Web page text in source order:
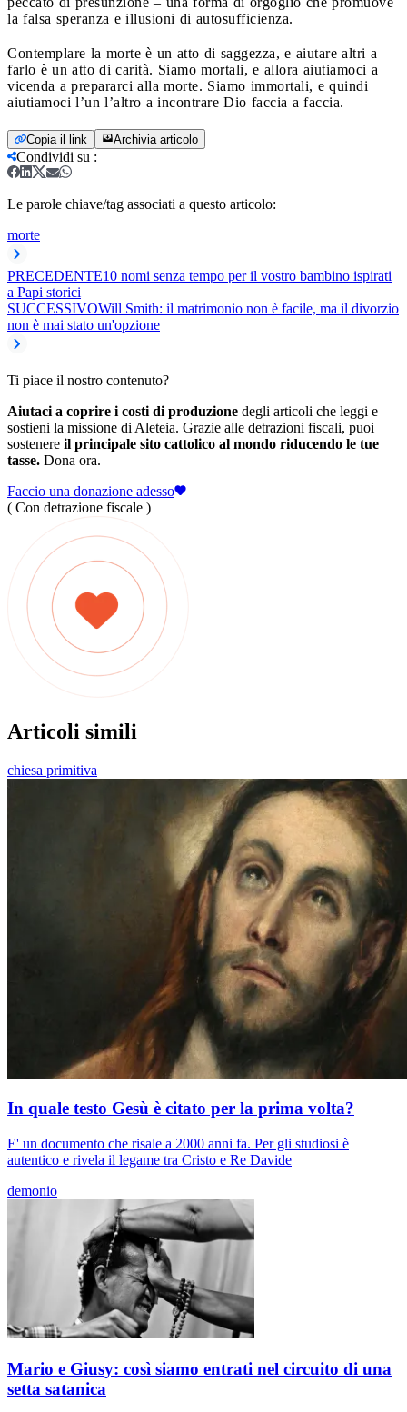
la falsa speranza e illusioni di autosufficienza.
Contemplare la morte è un atto di saggezza, e aiutare altri a
farlo è un atto di carità. Siamo mortali, e allora aiutiamoci a
vicenda a prepararci alla morte. Siamo immortali, e quindi
aiutiamoci l’un l’altro a incontrare Dio faccia a faccia.
Copia il link Archivia articolo
Condividi su :
Le parole chiave/tag associati a questo articolo:
morte
PRECEDENTE10 nomi senza tempo per il vostro bambino ispirati
a Papi storici
SUCCESSIVOWill Smith: il matrimonio non è facile, ma il divorzio
non è mai stato un'opzione
Ti piace il nostro contenuto?
Aiutaci a coprire i costi di produzione degli articoli che leggi e
sostieni la missione di Aleteia. Grazie alle detrazioni fiscali, puoi
sostenere il principale sito cattolico al mondo riducendo le tue
tasse. Dona ora.
Faccio una donazione adesso
( Con detrazione fiscale )
Articoli simili
chiesa primitiva
In quale testo Gesù è citato per la prima volta?
E' un documento che risale a 2000 anni fa. Per gli studiosi è
autentico e rivela il legame tra Cristo e Re Davide
demonio
Mario e Giusy: così siamo entrati nel circuito di una
setta satanica